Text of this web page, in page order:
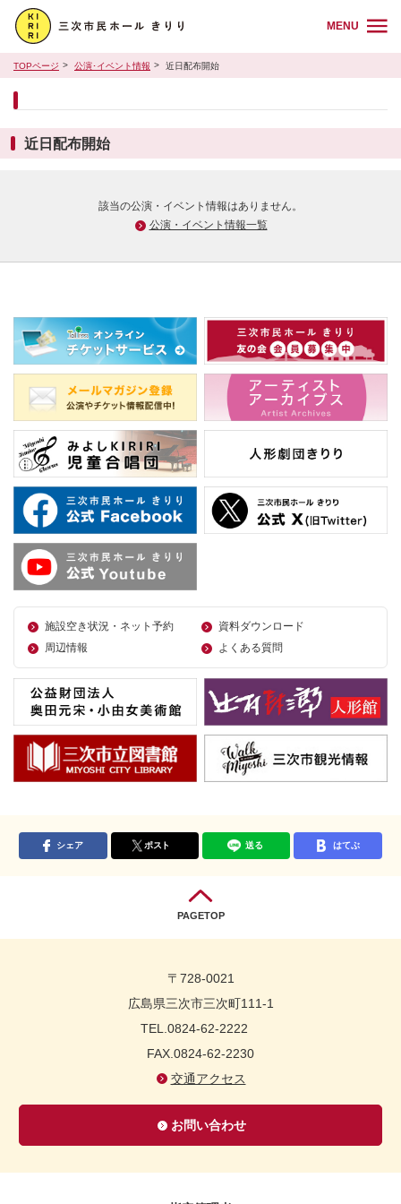
MENU
TOPページ 公演･イベント情報 近日配布開始
近日配布開始
該当の公演・イベント情報はありません。
公演・イベント情報一覧
施設空き状況・ネット予約
資料ダウンロード
周辺情報
よくある質問
シェア ポスト 送る はてぶ
PAGETOP
〒728-0021
広島県三次市三次町111-1
TEL.0824-62-2222
FAX.0824-62-2230
交通アクセス
お問い合わせ